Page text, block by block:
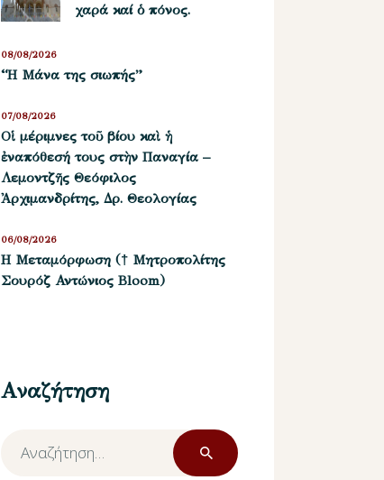
χαρά καί ὁ πόνος.
“Η Μάνα της σιωπής”
08/08/2026
Οἱ μέριμνες τοῦ βίου καὶ ἡ
ἐναπόθεσή τους στὴν Παναγία –
Λεμοντζῆς Θεόφιλος
Ἀρχιμανδρίτης, Δρ. Θεολογίας
07/08/2026
Η Μεταμόρφωση († Μητροπολίτης
Σουρόζ Αντώνιος Bloom)
06/08/2026
Αναζήτηση
Αναζήτηση
για: